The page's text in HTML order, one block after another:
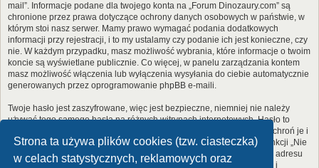
Strona ta używa plików cookies (tzw. ciasteczka)
w celach statystycznych, reklamowych oraz
mail”. Informacje podane dla twojego konta na „Forum Dinozaury.com” są
chronione przez prawa dotyczące ochrony danych osobowych w państwie, w
którym stoi nasz serwer. Mamy prawo wymagać podania dodatkowych
informacji przy rejestracji, i to my ustalamy czy podanie ich jest konieczne, czy
nie. W każdym przypadku, masz możliwość wybrania, które informacje o twoim
koncie są wyświetlane publicznie. Co więcej, w panelu zarządzania kontem
masz możliwość włączenia lub wyłączenia wysyłania do ciebie automatycznie
generowanych przez oprogramowanie phpBB e-maili.
Twoje hasło jest zaszyfrowane, więc jest bezpieczne, niemniej nie należy
używać tego samego hasła na różnych witrynach internetowych. Hasło to
umożliwia dostęp do twojego konta na „Forum Dinozaury.com”, więc chroń je i
w żadnym wypadku nie podawajnikomu. Jeśli je zapomnisz, użyj funkcji „Nie
pamiętam hasła”. Witryna poprosi cię o podanie nazwy użytkownika i adresu
e-mail. Po podaniu tych danych zostanie wygenerowane nowe hasło i